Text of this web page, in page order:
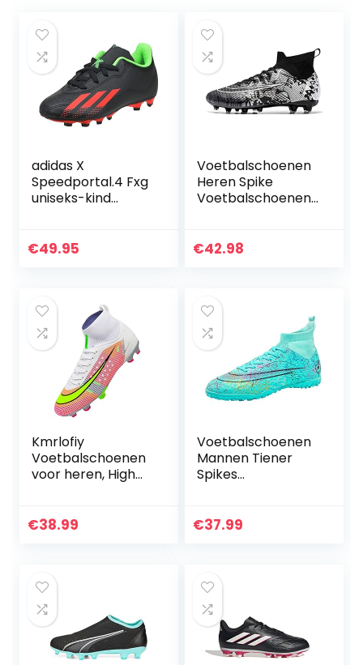
adidas X
Speedportal.4 Fxg
uniseks-kind
€49.95
Voetbalschoenen
Heren Spike
Voetbalschoenen
Voetbalwedstrijd
Training Sneakers
€42.98
Kmrlofiy
Voetbalschoenen
voor heren, High
voetbalschoenen,
veters,
trainingsschoenen,
sportschoenen,
wedstrijd
€38.99
Voetbalschoenen
Mannen Tiener
Spikes
Voetbalschoenen
n EU35-45
€37.99